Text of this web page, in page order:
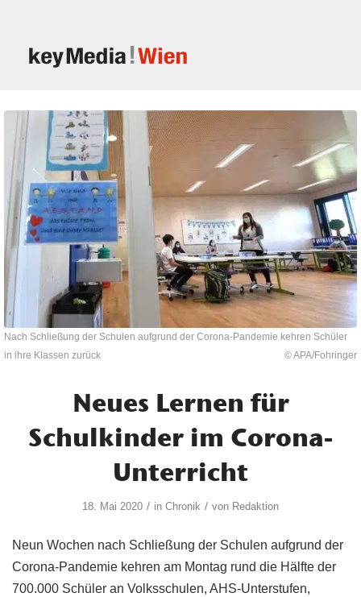
Nach Schließung der Schulen aufgrund der Corona-Pandemie kehren Schüler
in ihre Klassen zurück
© APA/Fohringer
Neues Lernen für
Schulkinder im Corona-
Unterricht
18. Mai 2020 / in Chronik / von Redaktion
Neun Wochen nach Schließung der Schulen aufgrund der
Corona-Pandemie kehren am Montag rund die Hälfte der
700.000 Schüler an Volksschulen, AHS-Unterstufen,